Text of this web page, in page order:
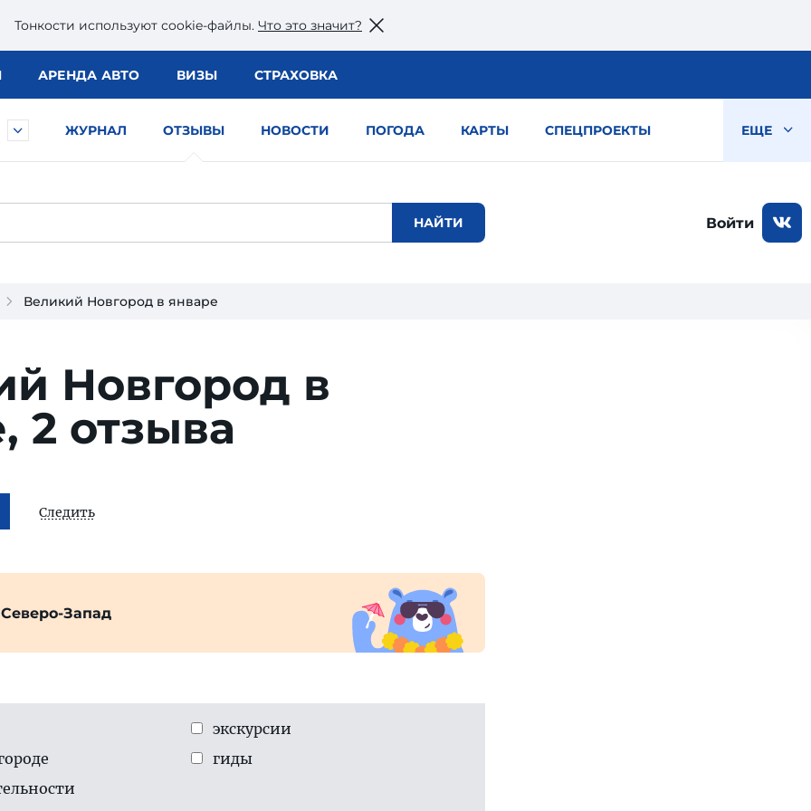
Тонкости используют сookie-файлы. Что это значит?
АРЕНДА АВТО ВИЗЫ СТРАХОВКА
ЖУРНАЛ ОТЗЫВЫ НОВОСТИ ПОГОДА КАРТЫ СПЕЦПРОЕКТЫ ЕЩЕ
Войти
Великий Новгород в январе
Новгород в
2 отзыва
Следить
Запад
экскурсии
гиды